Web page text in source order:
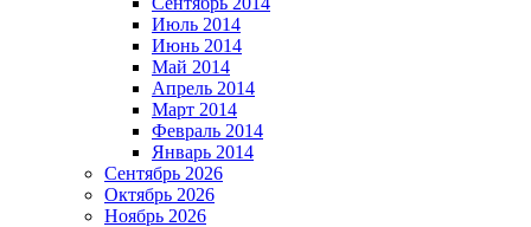
Июль 2014
Июнь 2014
Май 2014
Апрель 2014
Март 2014
Февраль 2014
Январь 2014
Сентябрь 2026
Октябрь 2026
Ноябрь 2026